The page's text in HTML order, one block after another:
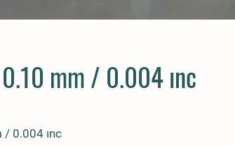
mm / 0.004 ınc
/ 0.004 ınc